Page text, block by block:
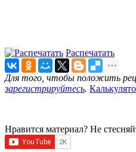
Распечатать
Для того, чтобы положить
зарегистрируйтесь.
Нравится материал? Не